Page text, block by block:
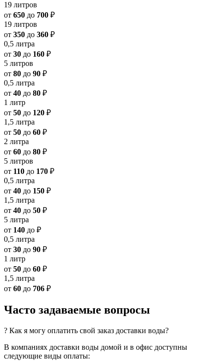
19 литров
от 650 до 700 ₽
19 литров
от 350 до 360 ₽
0,5 литра
от 30 до 160 ₽
5 литров
от 80 до 90 ₽
0,5 литра
от 40 до 80 ₽
1 литр
от 50 до 120 ₽
1,5 литра
от 50 до 60 ₽
2 литра
от 60 до 80 ₽
5 литров
от 110 до 170 ₽
0,5 литра
от 40 до 150 ₽
1,5 литра
от 40 до 50 ₽
5 литра
от 140 до ₽
0,5 литра
от 30 до 90 ₽
1 литр
от 50 до 60 ₽
1,5 литра
от 60 до 706 ₽
Часто задаваемые вопросы
? Как я могу оплатить свой заказ доставки воды?
В компаниях доставки воды домой и в офис доступны
следующие виды оплаты: